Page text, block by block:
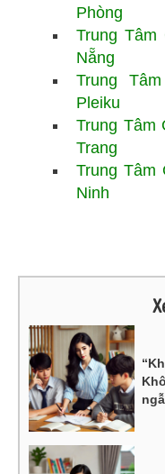
Phòng
Trung
Nẵng
Trung
Pleiku
Trung Tâm
Trang
Trung Tâm
Ninh